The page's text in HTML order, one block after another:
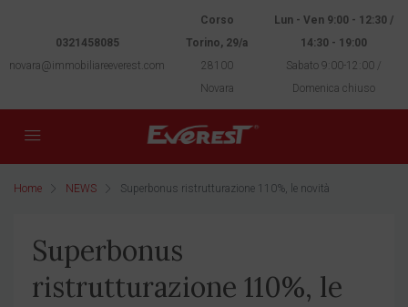
0321458085
novara@immobiliareeverest.com
Corso
Torino, 29/a
28100
Novara
Lun - Ven 9:00 - 12:30 /
14:30 - 19:00
Sabato 9:00-12:00 /
Domenica chiuso
Home NEWS Superbonus ristrutturazione 110%, le novità
Superbonus
ristrutturazione 110%, le